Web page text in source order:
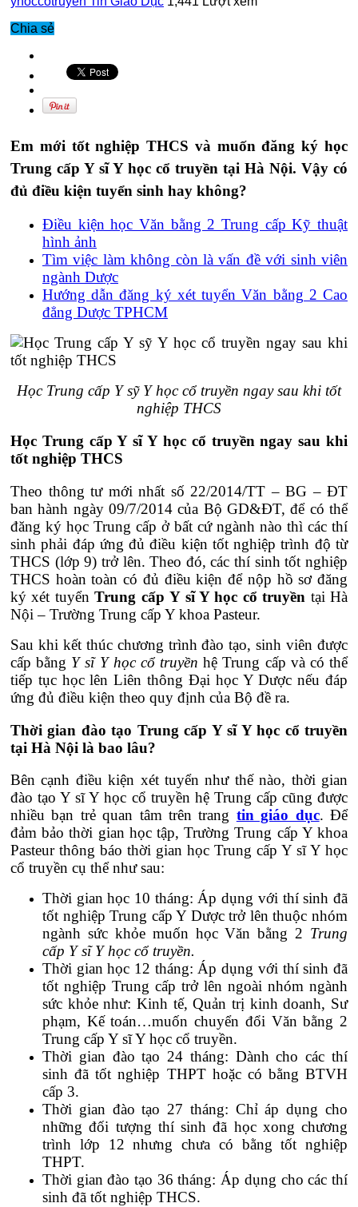
Chia sẻ
Em mới tốt nghiệp THCS và muốn đăng ký học
Trung cấp Y sĩ Y học cổ truyền tại Hà Nội. Vậy có
đủ điều kiện tuyển sinh hay không?
Điều kiện học Văn bằng 2 Trung cấp Kỹ thuật
hình ảnh
Tìm việc làm không còn là vấn đề với sinh viên
ngành Dược
Hướng dẫn đăng ký xét tuyển Văn bằng 2 Cao
đẳng Dược TPHCM
Học Trung cấp Y sỹ Y học cổ truyền ngay sau khi tốt
nghiệp THCS
Học Trung cấp Y sĩ Y học cổ truyền ngay sau khi
tốt nghiệp THCS
Theo thông tư mới nhất số 22/2014/TT – BG – ĐT
ban hành ngày 09/7/2014 của Bộ GD&ĐT, để có thể
đăng ký học Trung cấp ở bất cứ ngành nào thì các thí
sinh phải đáp ứng đủ điều kiện tốt nghiệp trình độ từ
THCS (lớp 9) trở lên. Theo đó, các thí sinh tốt nghiệp
THCS hoàn toàn có đủ điều kiện để nộp hồ sơ đăng
ký xét tuyểnTrung cấp Y sĩ Y học cổ truyền tại Hà
Nội – Trường Trung cấp Y khoa Pasteur.
Sau khi kết thúc chương trình đào tạo, sinh viên được
cấp bằng Y sĩ Y học cổ truyền hệ Trung cấp và có thể
tiếp tục học lên Liên thông Đại học Y Dược nếu đáp
ứng đủ điều kiện theo quy định của Bộ đề ra.
Thời gian đào tạo Trung cấp Y sĩ Y học cổ truyền
tại Hà Nội là bao lâu?
Bên cạnh điều kiện xét tuyển như thế nào, thời gian
đào tạo Y sĩ Y học cổ truyền hệ Trung cấp cũng được
nhiều bạn trẻ quan tâm trên trang tin giáo dục. Để
đảm bảo thời gian học tập, Trường Trung cấp Y khoa
Pasteur thông báo thời gian học Trung cấp Y sĩ Y học
cổ truyền cụ thể như sau:
Thời gian học 10 tháng: Áp dụng với thí sinh đã
tốt nghiệp Trung cấp Y Dược trở lên thuộc nhóm
ngành sức khỏe muốn học Văn bằng 2 Trung
cấp Y sĩ Y học cổ truyền.
Thời gian học 12 tháng: Áp dụng với thí sinh đã
tốt nghiệp Trung cấp trở lên ngoài nhóm ngành
sức khỏe như: Kinh tế, Quản trị kinh doanh, Sư
phạm, Kế toán…muốn chuyển đổi Văn bằng 2
Trung cấp Y sĩ Y học cổ truyền.
Thời gian đào tạo 24 tháng: Dành cho các thí
sinh đã tốt nghiệp THPT hoặc có bằng BTVH
cấp 3.
Thời gian đào tạo 27 tháng: Chỉ áp dụng cho
những đối tượng thí sinh đã học xong chương
trình lớp 12 nhưng chưa có bằng tốt nghiệp
THPT.
Thời gian đào tạo 36 tháng: Áp dụng cho các thí
sinh đã tốt nghiệp THCS.